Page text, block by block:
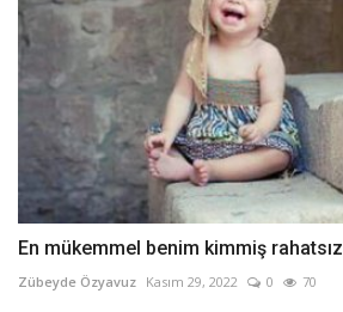
En mükemmel benim kimmiş rahatsız
Zübeyde Özyavuz Kasım 29, 2022 0 70